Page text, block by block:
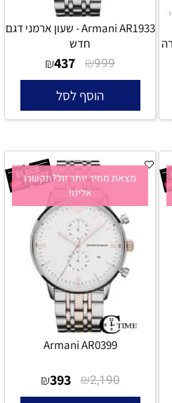
Armani AR1933 - שעון ארמני דגם
חדש
₪999
₪437
הוסף לסל
מצאת מחיר יותר זול?תקשרו
אלינו!
Armani AR0399
₪2,190
₪393